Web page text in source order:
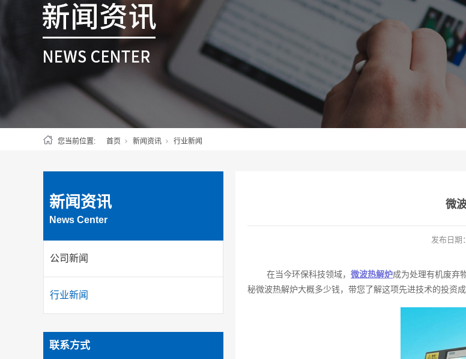
您当前位置: 首页 新闻资讯 行业新闻
新闻资讯
News Center
公司新闻
行业新闻
联系方式
微
发布日期：
在当今环保科技领域， 微波热解炉成为处理有机废弃
秘微波热解炉大概多少钱，带您了解这项先进技术的投资成